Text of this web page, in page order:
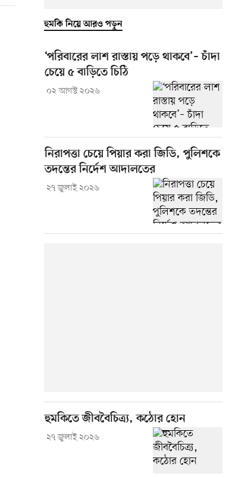
হুমকি নিয়ে আরও পড়ুন
‘পরিবারের লাশ রাস্তায় পড়ে থাকবে’– চাঁদা
চেয়ে ৫ বাড়িতে চিঠি
০২ আগস্ট ২০২৬
নিরাপত্তা চেয়ে পিয়ার করা জিডি, পুলিশকে
তদন্তের নির্দেশ আদালতের
২৭ জুলাই ২০২৬
হুমকিতে জীববৈচিত্র্য, কঠোর হোন
২৭ জুলাই ২০২৬